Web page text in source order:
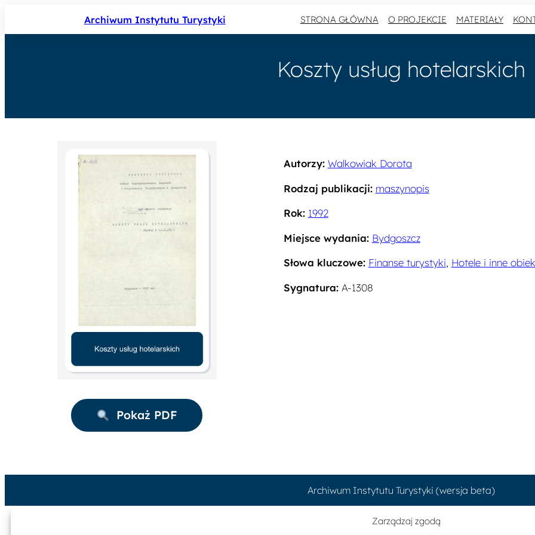
Zarządzaj zgodą
Archiwum Instytutu Turystyki STRONA GŁÓWNA O PROJEKCIE MATERIAŁY
Koszty usług hotelarskich
Pokaż PDF
Autorzy: Walkowiak Dorota
Rodzaj publikacji: maszynopis
Rok: 1992
Miejsce wydania: Bydgoszcz
Słowa kluczowe: Finanse turystyki, Hotele i inne
Sygnatura:A-1308
Archiwum Instytutu Turystyki (wersja beta)